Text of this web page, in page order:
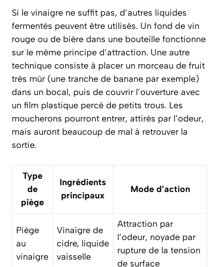
Si le vinaigre ne suffit pas, d’autres liquides
fermentés peuvent être utilisés. Un fond de vin
rouge ou de bière dans une bouteille fonctionne
sur le même principe d’attraction. Une autre
technique consiste à placer un morceau de fruit
très mûr (une tranche de banane par exemple)
dans un bocal, puis de couvrir l’ouverture avec
un film plastique percé de petits trous. Les
moucherons pourront entrer, attirés par l’odeur,
mais auront beaucoup de mal à retrouver la
sortie.
Type
de
piège
Ingrédients
principaux
Mode d’action
Piège
au
vinaigre
Vinaigre de
cidre, liquide
vaisselle
Attraction par
l’odeur, noyade par
rupture de la tension
de surface